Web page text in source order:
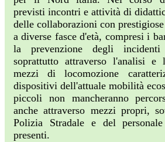
previsti incontri e attività di
delle collaborazioni con
a diverse fasce d'età, compresi i
la prevenzione degli
soprattutto attraverso l'analisi
mezzi di locomozione
dispositivi dell'attuale mobilità
piccoli non mancheranno
anche attraverso mezzi propri,
Polizia Stradale e del
presenti.